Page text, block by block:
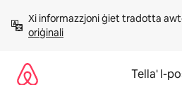
għall-
kontenut
Xi informazzjoni ġiet tradotta
oriġinali
Tella' l-